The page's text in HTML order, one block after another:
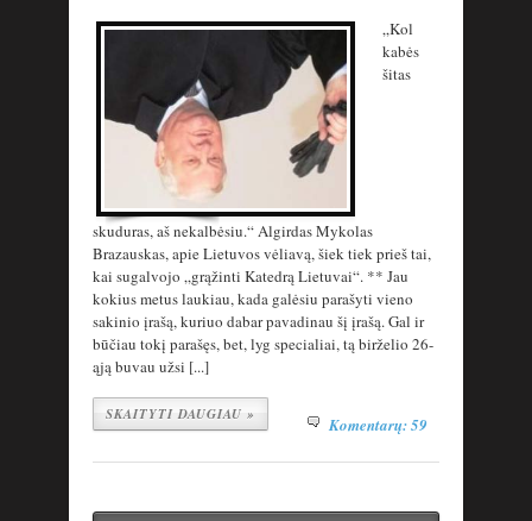
„Kol
kabės
šitas
skuduras, aš nekalbėsiu.“ Algirdas Mykolas
Brazauskas, apie Lietuvos vėliavą, šiek tiek prieš tai,
kai sugalvojo „grąžinti Katedrą Lietuvai“. ** Jau
kokius metus laukiau, kada galėsiu parašyti vieno
sakinio įrašą, kuriuo dabar pavadinau šį įrašą. Gal ir
būčiau tokį parašęs, bet, lyg specialiai, tą birželio 26-
ąją buvau užsi [...]
SKAITYTI DAUGIAU » Komentarų: 59